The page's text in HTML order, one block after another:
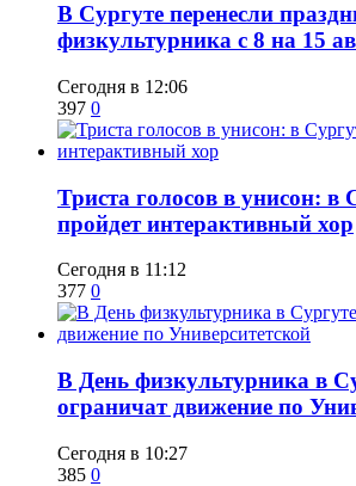
​В Сургуте перенесли
физкультурника с 8 на 15
Сегодня в 12:06
397 0
​Триста голосов в унисон: в
пройдет интерактивный хор
Сегодня в 11:12
377 0
​В День физкультурника в
ограничат движение по
Сегодня в 10:27
385 0